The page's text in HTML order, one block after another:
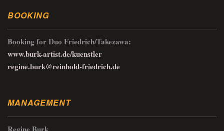
BOOKING
Booking for Duo Friedrich/Takezawa:
www.burk-artist.de/kuenstler
regine.burk@reinhold-friedrich.de
MANAGEMENT